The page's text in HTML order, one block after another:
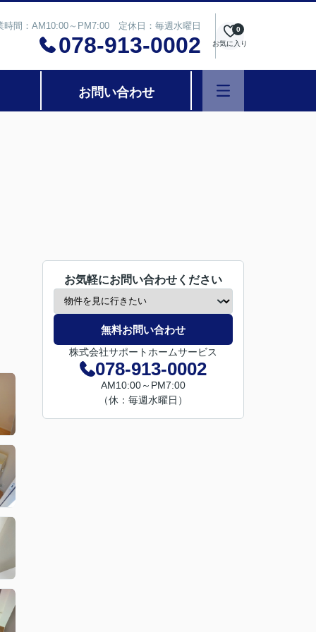
時間：AM10:00～PM7:00 定休日：毎週水曜日
078-913-0002 お気に入り
0
お問い合わせ
お気軽にお問い合わせください
無料お問い合わせ
株式会社サポートホームサービス
078-913-0002
AM10:00～PM7:00
（休：毎週水曜日）